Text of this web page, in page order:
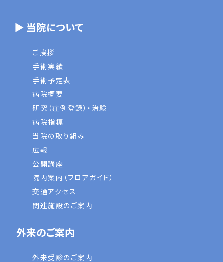
▶ 当院について
ご挨拶
手術実績
手術予定表
病院概要
研究（症例登録）・治験
病院指標
当院の取り組み
広報
公開講座
院内案内（フロアガイド）
交通アクセス
関連施設のご案内
外来のご案内
外来受診のご案内